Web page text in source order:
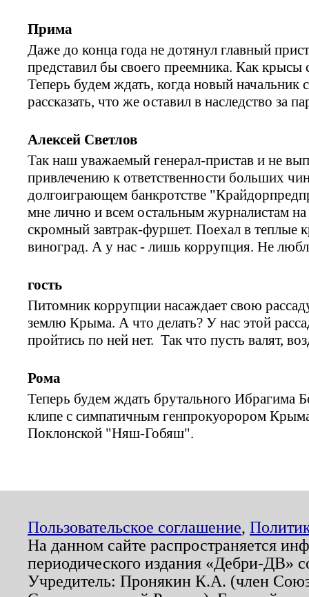
Прима
Даже до конца года не дотянул главный
представил бы своего преемника. Как крысы
Теперь будем ждать, когда новый начальник
рассказать, что же оставил в наследство за
Алексей Светлов
Так наш уважаемый генерал-пристав и не
привлечению к ответственности больших
долгоиграющем банкротстве
мне лично и всем остальным журналистам
скромный завтрак-фуршет. Поехал в теплые
виноград. А у нас - лишь коррупция. Не
гость
Питомник коррупции насаждает свою
землю Крыма. А что делать? У нас этой
пройтись по ней нет. Так что пусть валят,
Рома
Теперь будем ждать брутального Ибрагима
клипе с симпатичным генпрокуорором
Поклонской "Няш-Гобяш".
Пользовательское соглашение,
На данном сайте распространяется
периодического издания «Дебри-ДВ»
Учредитель: Пронякин К.А. (член